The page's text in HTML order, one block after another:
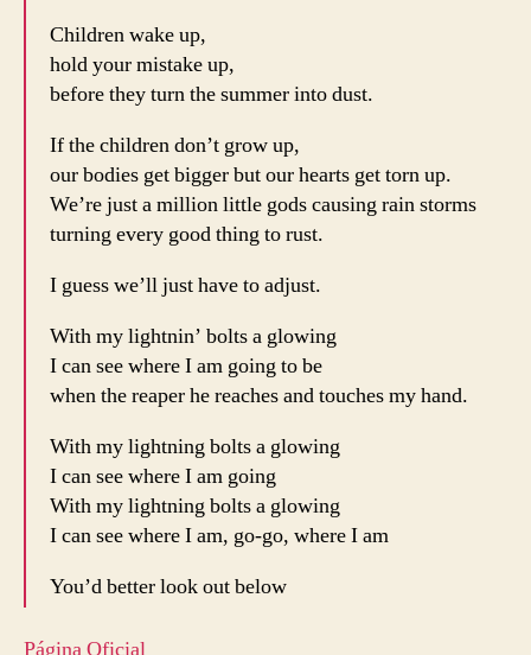
Children wake up,
hold your mistake up,
before they turn the summer into dust.
If the children don’t grow up,
our bodies get bigger but our hearts get torn up.
We’re just a million little gods causing rain storms
turning every good thing to rust.
I guess we’ll just have to adjust.
With my lightnin’ bolts a glowing
I can see where I am going to be
when the reaper he reaches and touches my hand.
With my lightning bolts a glowing
I can see where I am going
With my lightning bolts a glowing
I can see where I am, go-go, where I am
You’d better look out below